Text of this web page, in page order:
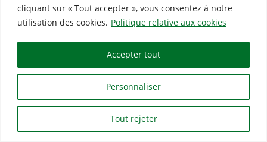
cliquant sur « Tout accepter », vous consentez à notre
utilisation des cookies. Politique relative aux cookies
Personnaliser
Tout rejeter
Accepter tout
TREKS
Baléares
Bhoutan
Canaries
Cap Vert
Crète